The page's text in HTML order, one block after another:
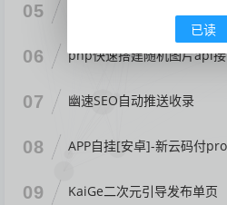
05
06 php快速搭建随机图片api
07 幽速SEO自动推送收录
08 APP自挂[安卓]-新云码付pro
09 KaiGe二次元引导发布单页
已读